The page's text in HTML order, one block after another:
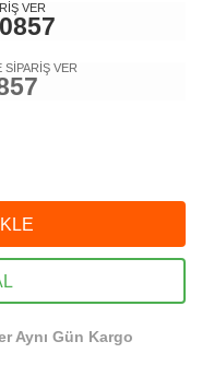
VER
SİPARİŞ VER
Aynı Gün Kargo